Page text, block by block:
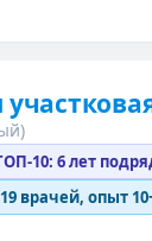
10: 6 лет
19 врачей, опыт